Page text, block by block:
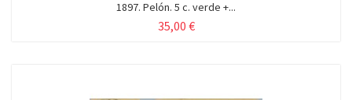
1897. Pelón. 5 c. verde +...
35,00 €